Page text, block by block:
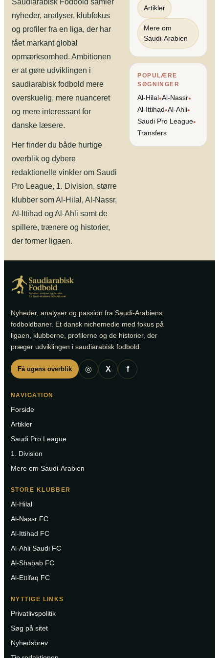
nyheder, analyser, klubfokus
og profiler fra en liga, der har
fået markant global
opmærksomhed. Ambitionen
er at gøre udviklingen i
saudiarabisk fodbold mere
overskuelig, mere nuanceret
og mere interessant for
danske læsere.
Her finder du både hurtige
overblik og dybere
redaktionelle vinkler om Saudi
Pro League, 1. Division, større
klubber som Al-Hilal, Al-Nassr,
Al-Ittihad og Al-Ahli samt de
spillere, trænere og historier,
der former ligaen.
Artikler
Mere om
Saudi-Arabien
POPULÆRE
SØGNINGER
Al-Hilal•Al-Nassr•
Al-Ittihad•Al-Ahli•
Saudi Pro League•
Transfers
Nyheder, analyser og passion fra Saudi-Arabiens
fodboldbaner. Et dansk nichemedie med fokus på
ligaen, klubberne, profilerne og de historier, der
præger udviklingen i saudiarabisk fodbold.
Få ugens overblik ◎ X f
NAVIGATION
Forside
Artikler
Saudi Pro League
1. Division
Mere om Saudi-Arabien
STORE KLUBBER
Al-Hilal
Al-Nassr FC
Al-Ittihad FC
Al-Ahli Saudi FC
Al-Shabab FC
Al-Ettifaq FC
NYTTIGE LINKS
Privatlivspolitik
Søg på sitet
Nyhedsbrev